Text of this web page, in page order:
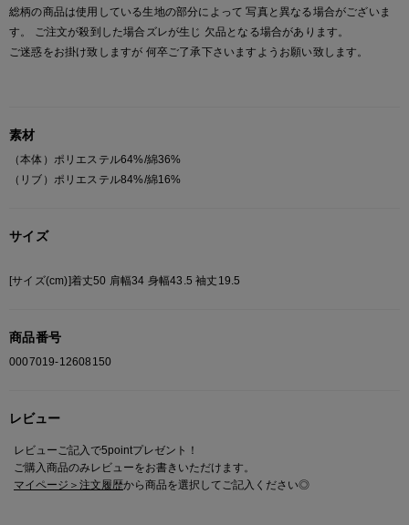
総柄の商品は使用している生地の部分によって 写真と異なる場合がございま
す。 ご注文が殺到した場合ズレが生じ 欠品となる場合があります。
ご迷惑をお掛け致しますが 何卒ご了承下さいますようお願い致します。
素材
（本体）ポリエステル64%/綿36%
（リブ）ポリエステル84%/綿16%
サイズ
[サイズ(cm)]着丈50 肩幅34 身幅43.5 袖丈19.5
商品番号
0007019-12608150
レビュー
レビューご記入で5pointプレゼント！
ご購入商品のみレビューをお書きいただけます。
マイページ＞注文履歴から商品を選択してご記入ください◎